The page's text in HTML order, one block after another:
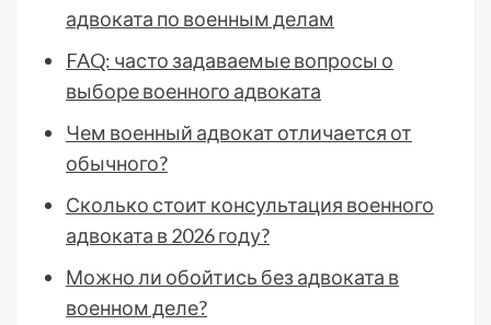
адвоката по военным делам
FAQ: часто задаваемые вопросы о
выборе военного адвоката
Чем военный адвокат отличается от
обычного?
Сколько стоит консультация военного
адвоката в 2026 году?
Можно ли обойтись без адвоката в
военном деле?